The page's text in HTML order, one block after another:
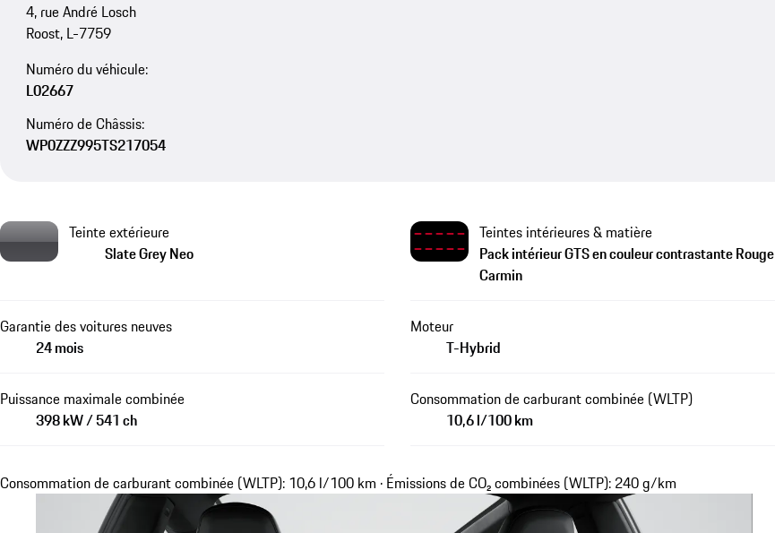
4, rue André Losch
Roost, L-7759
Numéro du véhicule:
L02667
Numéro de Châssis:
WP0ZZZ995TS217054
Teinte extérieure
Slate Grey Neo
Teintes intérieures & matière
Pack intérieur GTS en couleur contrastante Rouge
Carmin
Garantie des voitures neuves
24 mois
Moteur
T-Hybrid
Puissance maximale combinée
398 kW / 541 ch
Consommation de carburant combinée (WLTP)
10,6 l/100 km
Consommation de carburant combinée (WLTP): 10,6 l/100 km · Émissions de CO₂ combinées (WLTP): 240 g/km